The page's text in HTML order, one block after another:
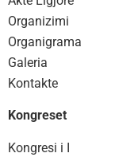
Organizimi
Organigrama
Galeria
Kontakte
Kongreset
Kongresi i I